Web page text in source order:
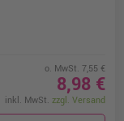
o. MwSt. 7,55 €
8,98 €
inkl. MwSt. zzgl. Versand